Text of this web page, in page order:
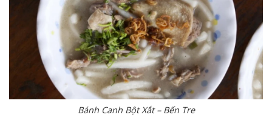
Bánh Canh Bột Xắt – Bến Tre